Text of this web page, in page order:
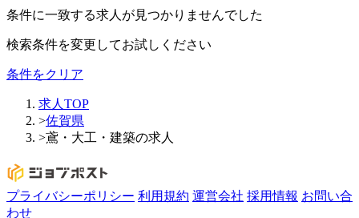
条件に一致する求人が見つかりませんでした
検索条件を変更してお試しください
条件をクリア
求人TOP
>佐賀県
>鳶・大工・建築の求人
プライバシーポリシー 利用規約 運営会社 採用情報 お問い合
わせ